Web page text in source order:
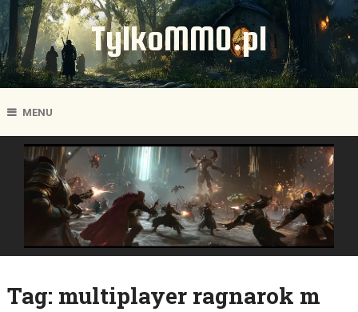
TylkoMMO.pl
MENU
Tag: multiplayer ragnarok m